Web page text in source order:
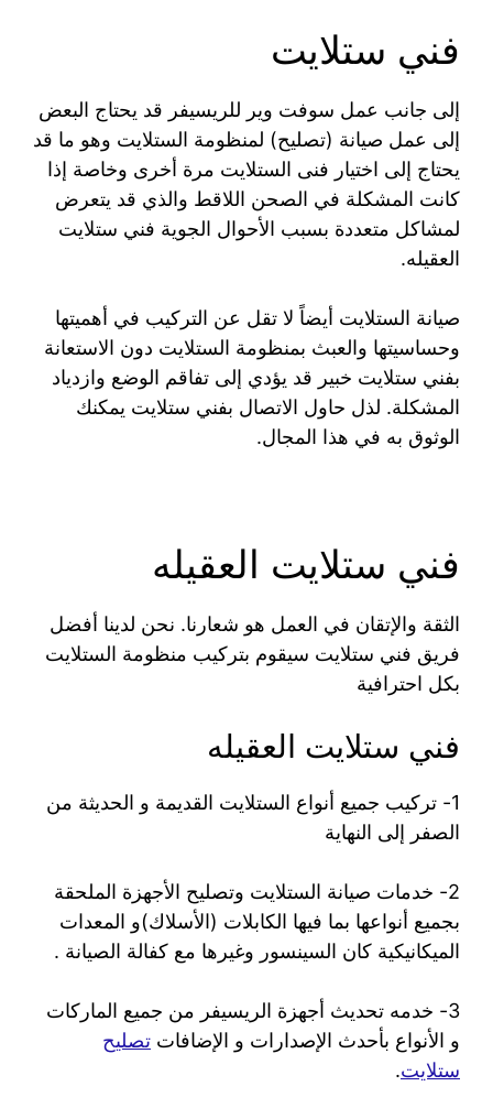
فني ستلايت
إلى جانب عمل سوفت وير للريسيفر قد يحتاج البعض
إلى عمل صيانة (تصليح) لمنظومة الستلايت وهو ما قد
يحتاج إلى اختيار فنى الستلايت مرة أخرى وخاصة إذا
كانت المشكلة في الصحن اللاقط والذي قد يتعرض
لمشاكل متعددة بسبب الأحوال الجوية فني ستلايت
العقيله.
صيانة الستلايت أيضاً لا تقل عن التركيب في أهميتها
وحساسيتها والعبث بمنظومة الستلايت دون الاستعانة
بفني ستلايت خبير قد يؤدي إلى تفاقم الوضع وازدياد
المشكلة. لذل حاول الاتصال بفني ستلايت يمكنك
الوثوق به في هذا المجال.
فني ستلايت العقيله
الثقة والإتقان في العمل هو شعارنا. نحن لدينا أفضل
فريق فني ستلايت سيقوم بتركيب منظومة الستلايت
بكل احترافية
فني ستلايت العقيله
1- تركيب جميع أنواع الستلايت القديمة و الحديثة من
الصفر إلى النهاية
2- خدمات صيانة الستلايت وتصليح الأجهزة الملحقة
بجميع أنواعها بما فيها الكابلات (الأسلاك)و المعدات
الميكانيكية كان السينسور وغيرها مع كفالة الصيانة .
3- خدمه تحديث أجهزة الريسيفر من جميع الماركات
و الأنواع بأحدث الإصدارات و الإضافات تصليح
ستلايت.